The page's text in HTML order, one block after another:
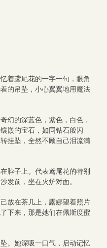
着鸢尾花的一字一句，眼角
的吊坠，小心翼翼地用魔法
幻的深蓝色，紫色，白色，
嵌的宝石，如同钻石般闪
挂坠，全然不顾自己泪流满
脖子上。代表鸢尾花的特别
发前，坐在火炉对面。
放在茶几上，露娜望着照片
下来，那是她们在佩斯度蜜
。她深吸一口气，启动记忆